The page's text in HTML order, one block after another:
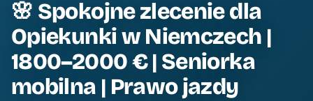
🌸 Spokojne zlecenie dla
Opiekunki w Niemczech |
1800–2000 € | Seniorka
mobilna | Prawo jazdy